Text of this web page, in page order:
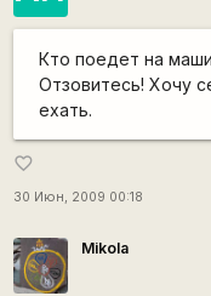
Кто поедет на
Отзовитесь! Хочу
ехать.
favorite_border
30 Июн, 2009 00:18
Mikola